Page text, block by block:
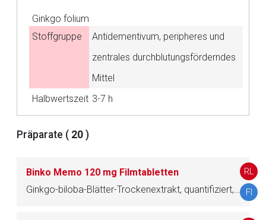
Ginkgo folium
Stoffgruppe
Antidementivum, peripheres und
zentrales durchblutungsförderndes
Mittel
Halbwertszeit 3-7 h
Präparate ( 20 )
Binko Memo 120 mg Filmtabletten
Ginkgo-biloba-Blätter-Trockenextrakt, quantifiziert, raffiniert
RL
FI
Aufruf einer externen Seite
Betreiber verantwortlich. Ebenso gelten dort ggf. andere
Zurück zur rote-liste.de Zur Seite